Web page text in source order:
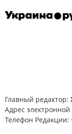
Главный редактор:
Адрес
Телефон Редакции: